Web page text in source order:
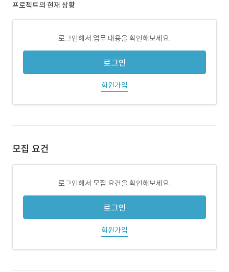
프로젝트의 현재 상황
로그인해서 업무 내용을 확인해보세요.
로그인
회원가입
모집 요건
로그인해서 모집 요건을 확인해보세요.
로그인
회원가입